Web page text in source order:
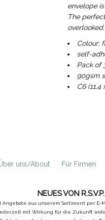
envelope
The
overlooked.
Colour:
self-
Pack of
90gsm
C6 (11,4
uns/About Für Firmen
NEUES VON
aus unserem Sortiment per
mit Wirkung für die Zukunft